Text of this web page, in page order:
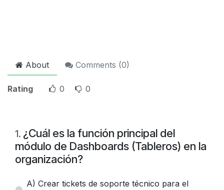
About Comments (0)
Rating 0 0
1. ¿Cuál es la función principal del
módulo de Dashboards (Tableros) en la
organización?
A) Crear tickets de soporte técnico para el